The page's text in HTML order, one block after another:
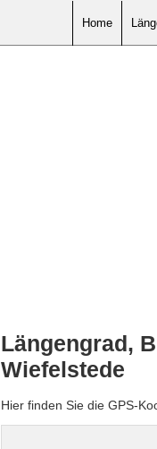
Home
Längengrad,
Wiefelstede
Hier finden Sie die GPS-